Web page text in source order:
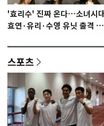
'효리수' 진짜 온다…소녀시대
효연·유리·수영 유닛 출격 [N
스포츠